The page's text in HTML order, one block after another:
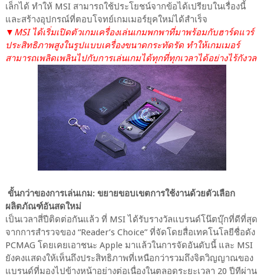
เล็กได้ ทำให้ MSI สามารถใช้ประโยชน์จากข้อได้เปรียบในเรื่องนี้
และสร้างอุปกรณ์ที่ตอบโจทย์เกมเมอร์ยุคใหม่ได้สำเร็จ
▼MSI ได้เริ่มเปิดตัวเกมเครื่องเล่นเกมพกพาที่มาพร้อมกับฮาร์ดแวร์
ประสิทธิภาพสูงในรูปแบบเครื่องขนาดกระทัดรัด ทำให้เกมเมอร์
สามารถเพลิดเพลินไปกับการเล่นเกมได้ทุกที่ทุกเวลาได้อย่างไร้กังวล
ขั้นกว่าของการเล่นเกม: ขยายขอบเขตการใช้งานด้วยตัวเลือก
ผลิตภัณฑ์อันสดใหม่
เป็นเวลาสี่ปีติดต่อกันแล้ว ที่ MSI ได้รับรางวัลแบรนด์โน๊ตบุ๊กที่ดีที่สุด
จากการสำรวจของ “Reader’s Choice” ที่จัดโดยสื่อเทคโนโลยีชื่อดัง
PCMAG โดยเคยเอาชนะ Apple มาแล้วในการจัดอันดับนี้ และ MSI
ยังคงแสดงให้เห็นถึงประสิทธิภาพที่เหนือกว่ารวมถึงจิตวิญญาณของ
แบรนด์ที่มองไปข้างหน้าอย่างต่อเนื่องในตลอดระยะเวลา 20 ปีทีผ่าน